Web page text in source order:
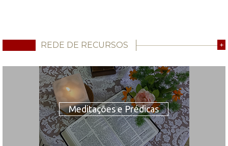
REDE DE RECURSOS +
Meditações e Prédicas